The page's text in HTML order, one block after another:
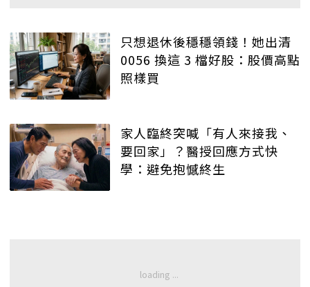
只想退休後穩穩領錢！她出清
0056 換這 3 檔好股：股價高點
照樣買
家人臨終突喊「有人來接我、
要回家」？醫授回應方式快
學：避免抱憾終生